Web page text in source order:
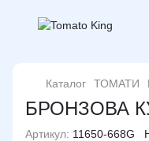
Каталог ТОМАТИ
БРОНЗОВА
Артикул: 11650-668G